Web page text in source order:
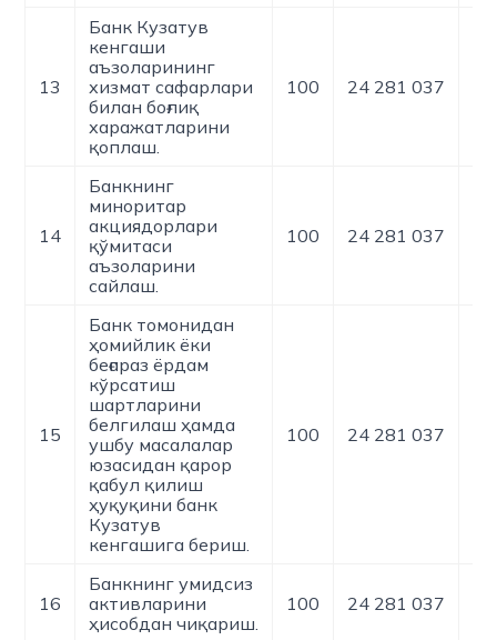
13
Банк Кузатув
кенгаши
аъзоларининг
хизмат сафарлари
билан боғлиқ
харажатларини
қоплаш.
100 24 281 037
14
Банкнинг
миноритар
акциядорлари
қўмитаси
аъзоларини
сайлаш.
100 24 281 037
15
Банк томонидан
ҳомийлик ёки
беғараз ёрдам
кўрсатиш
шартларини
белгилаш ҳамда
ушбу масалалар
юзасидан қарор
қабул қилиш
ҳуқуқини банк
Кузатув
кенгашига бериш.
100 24 281 037
16
Банкнинг умидсиз
активларини
ҳисобдан чиқариш.
100 24 281 037